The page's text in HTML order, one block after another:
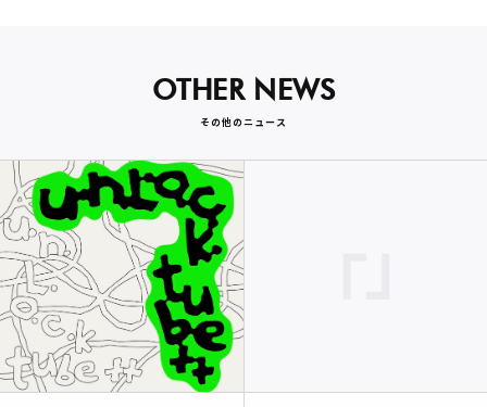
OTHER NEWS
その他のニュース